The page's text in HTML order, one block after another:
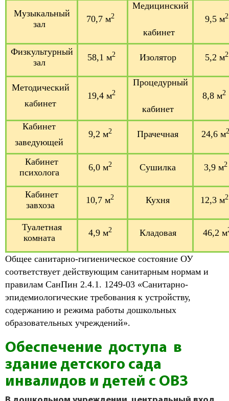
Музыкальный
зал
70,7 м2
Медицинский
кабинет
9,5 м2
Физкультурный
зал
58,1 м2 Изолятор 5,2 м2
Методический
кабинет
19,4 м2
Процедурный
кабинет
8,8 м2
Кабинет
заведующей
9,2 м2 Прачечная 24,6 м2
Кабинет
психолога
6,0 м2 Сушилка 3,9 м2
Кабинет
завхоза
10,7 м2 Кухня 12,3 м2
Туалетная
комната
4,9 м2 Кладовая 46,2 м
Общее санитарно-гигиеническое состояние ОУ
соответствует действующим санитарным нормам и
правилам СанПин 2.4.1. 1249-03 «Санитарно-
эпидемиологические требования к устройству,
содержанию и режима работы дошкольных
образовательных учреждений».
Обеспечение доступа в
здание детского сада
инвалидов и детей с ОВЗ